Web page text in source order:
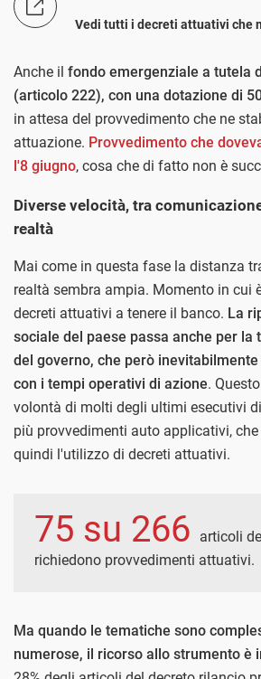
Vedi tutti i decreti attuativi che
Anche il fondo emergenziale a tutela
(articolo 222), con una dotazione di
in attesa del provvedimento che ne
attuazione. Provvedimento che
l'8 giugno, cosa che di fatto non è
Diverse velocità, tra
realtà
Mai come in questa fase la distanza
realtà sembra ampia. Momento in cui
decreti attuativi a tenere il banco. La
sociale del paese passa anche per la
del governo, che però
con i tempi operativi di azione.
volontà di molti degli ultimi esecutivi
più provvedimenti auto applicativi,
quindi l'utilizzo di decreti attuativi.
75 su 266
articoli
richiedono provvedimenti attuativi.
Ma quando le tematiche sono
numerose, il ricorso allo strumento è